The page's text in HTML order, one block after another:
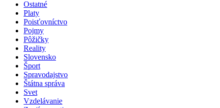
Ostatné
Platy
Poisťovníctvo
Pojmy
Pôžičky
Reality
Slovensko
Šport
Spravodajstvo
Štátna správa
Svet
Vzdelávanie